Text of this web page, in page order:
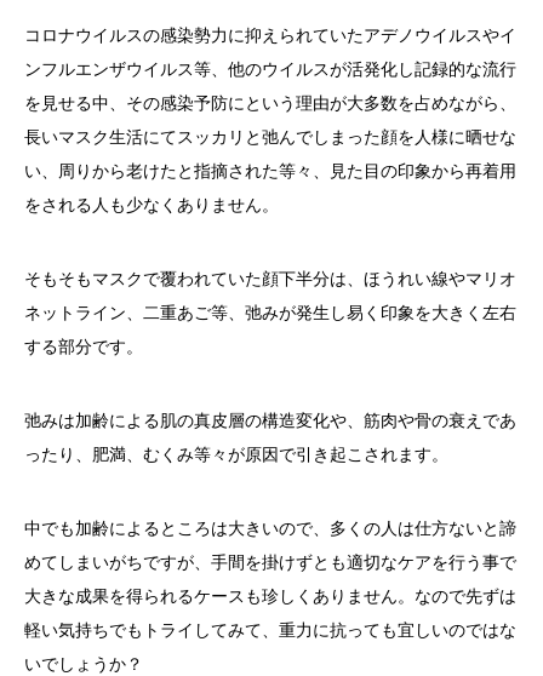
コロナウイルスの感染勢力に抑えられていたアデノウイルスやイ
ンフルエンザウイルス等、他のウイルスが活発化し記録的な流行
を見せる中、その感染予防にという理由が大多数を占めながら、
長いマスク生活にてスッカリと弛んでしまった顔を人様に晒せな
い、周りから老けたと指摘された等々、見た目の印象から再着用
をされる人も少なくありません。
そもそもマスクで覆われていた顔下半分は、ほうれい線やマリオ
ネットライン、二重あご等、弛みが発生し易く印象を大きく左右
する部分です。
弛みは加齢による肌の真皮層の構造変化や、筋肉や骨の衰えであ
ったり、肥満、むくみ等々が原因で引き起こされます。
中でも加齢によるところは大きいので、多くの人は仕方ないと諦
めてしまいがちですが、手間を掛けずとも適切なケアを行う事で
大きな成果を得られるケースも珍しくありません。なので先ずは
軽い気持ちでもトライしてみて、重力に抗っても宜しいのではな
いでしょうか？